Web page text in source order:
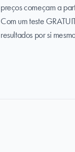
preços começam a
Com um teste
resultados por si